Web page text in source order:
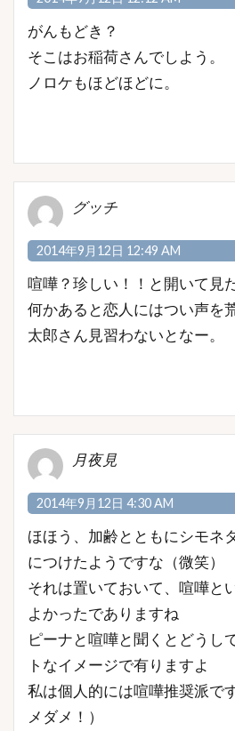
がんもどき？
そこはお稲荷さんでしよう。
ノロケもほどほどに。
グッチ
2014年9月12日 12:49 AM
喧嘩？珍しい！！と開いて見
何かあると恋人にはつい声を
太郎さん見習わないとなー。
月夜見
2014年9月12日 4:30 AM
ほほう、加齢とともにシモネ
につけたようですな（微笑）
それは置いておいて、喧嘩と
よかったでありますね
ピーナと喧嘩と聞くとどうし
トなイメージで有りますよ
私は個人的には喧嘩推奨派で
メダメ！）